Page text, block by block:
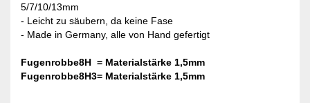
5/7/10/13mm
- Leicht zu säubern, da keine Fase
- Made in Germany, alle von Hand gefertigt
Fugenrobbe8H = Materialstärke 1,5mm
Fugenrobbe8H3= Materialstärke 1,5mm